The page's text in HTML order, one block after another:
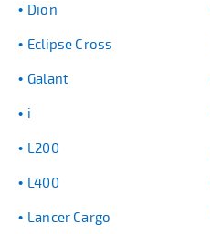
Dion
Eclipse Cross
Galant
i
L200
L400
Lancer Cargo